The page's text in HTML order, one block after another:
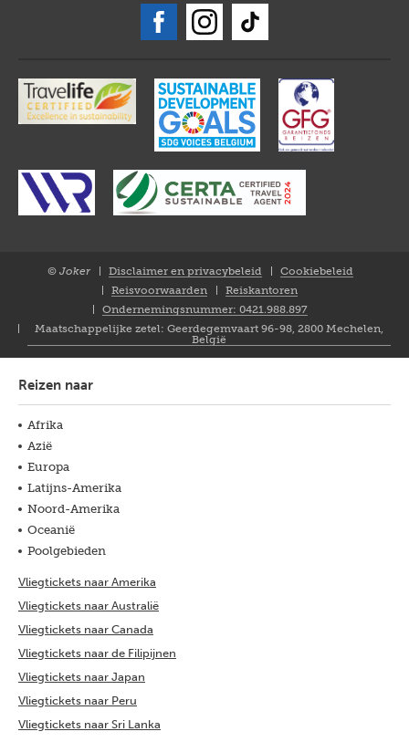
© Joker
Disclaimer en privacybeleid
Cookiebeleid
Reisvoorwaarden
Reiskantoren
Ondernemingsnummer: 0421.988.897
Maatschappelijke zetel: Geerdegemvaart 96-98, 2800 Mechelen,
België
Reizen naar
Afrika
Azië
Europa
Latijns-Amerika
Noord-Amerika
Oceanië
Poolgebieden
Vliegtickets naar Amerika
Vliegtickets naar Australië
Vliegtickets naar Canada
Vliegtickets naar de Filipijnen
Vliegtickets naar Japan
Vliegtickets naar Peru
Vliegtickets naar Sri Lanka